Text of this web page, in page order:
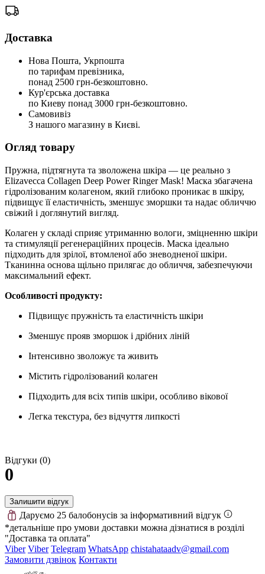
Доставка
Нова Пошта, Укрпошта
по тарифам превізника,
понад 2500 грн-безкоштовно.
Кур'єрська доставка
по Киеву понад 3000 грн-безкоштовно.
Самовивіз
З нашого магазину в Києві.
Огляд товару
Пружна, підтягнута та зволожена шкіра — це реально з
Elizavecca Collagen Deep Power Ringer Mask! Маска збагачена
гідролізованим колагеном, який глибоко проникає в шкіру,
підвищує її еластичність, зменшує зморшки та надає обличчю
свіжий і доглянутий вигляд.
Колаген у складі сприяє утриманню вологи, зміцненню шкіри
та стимуляції регенераційних процесів. Маска ідеально
підходить для зрілої, втомленої або зневодненої шкіри.
Тканинна основа щільно прилягає до обличчя, забезпечуючи
максимальний ефект.
Особливості продукту:
Підвищує пружність та еластичність шкіри
Зменшує прояв зморшок і дрібних ліній
Інтенсивно зволожує та живить
Містить гідролізований колаген
Підходить для всіх типів шкіри, особливо вікової
Легка текстура, без відчуття липкості
Відгуки (0)
0
Залишити відгук
Даруємо 25 балобонусів за інформативний відгук
*детальніше про умови доставки можна дізнатися в розділі
"Доставка та оплата"
Viber Viber Telegram WhatsApp chistahataadv@gmail.com
Замовити дзвінок Контакти